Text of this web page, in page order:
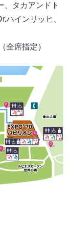
、タカアンドト
ハインリッヒ、
全席指定）